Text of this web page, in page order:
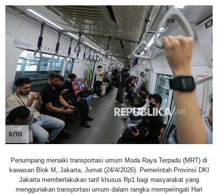
8/10
Penumpang menaiki transportasi umum Moda Raya Terpadu (MRT) di
kawasan Blok M, Jakarta, Jumat (24/4/2026). Pemerintah Provinsi DKI
Jakarta memberlakukan tarif khusus Rp1 bagi masyarakat yang
menggunakan transportasi umum dalam rangka memperingati Hari